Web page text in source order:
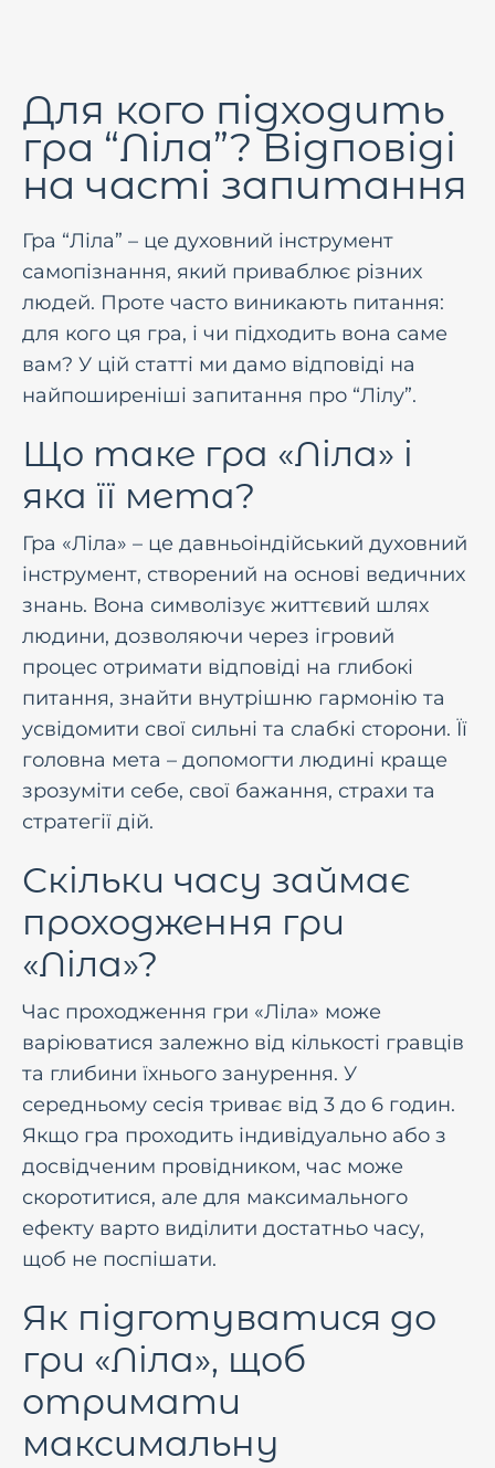
Для кого підходить
гра “Ліла”? Відповіді
на часті запитання
Гра “Ліла” – це духовний iнструмент
самопiзнання, який приваблює рiзних
людей. Проте часто виникають питання:
для кого ця гра, i чи пiдходить вона саме
вам? У цiй статтi ми дамо вiдповiдi на
найпоширенiшi запитання про “Лілу”.
Що таке гра «Ліла» і
яка її мета?
Гра «Ліла» – це давньоіндійський духовний
інструмент, створений на основі ведичних
знань. Вона символізує життєвий шлях
людини, дозволяючи через ігровий
процес отримати відповіді на глибокі
питання, знайти внутрішню гармонію та
усвідомити свої сильні та слабкі сторони. Її
головна мета – допомогти людині краще
зрозуміти себе, свої бажання, страхи та
стратегії дій.
Скільки часу займає
проходження гри
«Ліла»?
Час проходження гри «Ліла» може
варіюватися залежно від кількості гравців
та глибини їхнього занурення. У
середньому сесія триває від 3 до 6 годин.
Якщо гра проходить індивідуально або з
досвідченим провідником, час може
скоротитися, але для максимального
ефекту варто виділити достатньо часу,
щоб не поспішати.
Як підготуватися до
гри «Ліла», щоб
отримати
максимальну